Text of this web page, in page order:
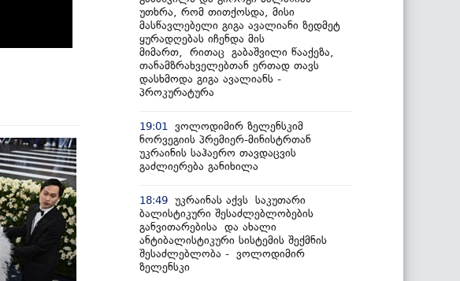
უთხრა, რომ თითქოსდა, მისი
მასწავლებელი გიგა ავალიანი ზედმეტ
ყურადღებას იჩენდა მის
მიმართ, რითაც გაბაშვილი წააქეზა,
თანამზრახველებთან ერთად თავს
დასხმოდა გიგა ავალიანს -
პროკურატურა
19:01
ვოლოდიმირ ზელენსკიმ
ნორვეგიის პრემიერ-მინისტრთან
უკრაინის საჰაერო თავდაცვის
გაძლიერება განიხილა
18:49 უკრაინას აქვს საკუთარი
ბალისტიკური შესაძლებლობების
განვითარებისა და ახალი
ანტიბალისტიკური სისტემის შექმნის
შესაძლებლობა - ვოლოდიმირ
ზელენსკი